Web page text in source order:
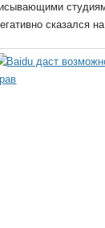
сказался